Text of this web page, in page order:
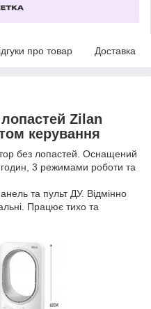
про товар Доставка
Zilan
керування
без лопастей. Оснащений
3 режимами роботи та
та пульт ДУ. Відмінно
Працює тихо та